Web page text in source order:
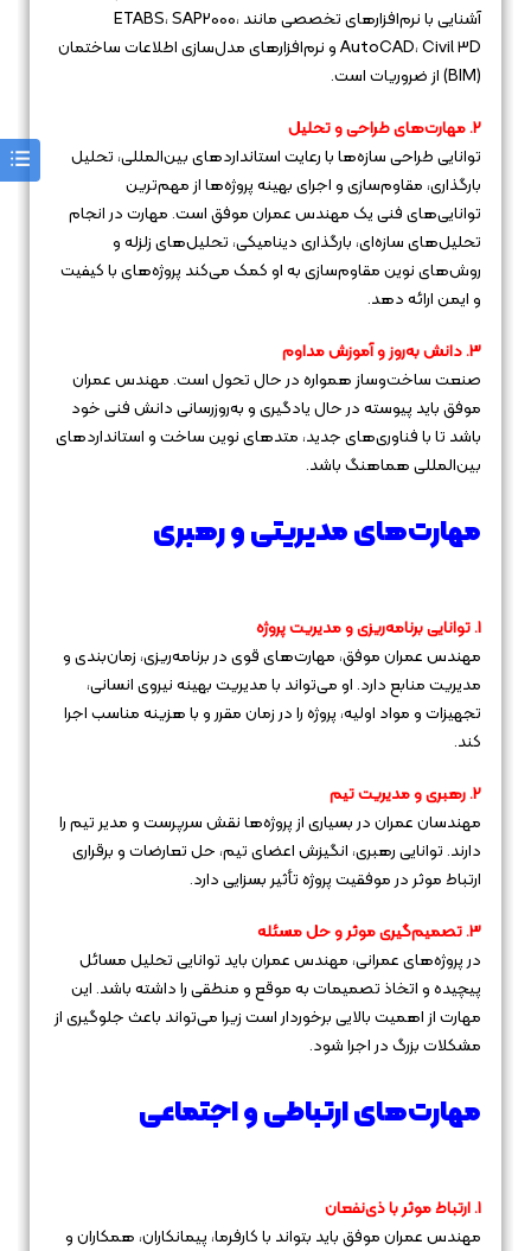
آشنایی با نرم‌افزارهای تخصصی مانند ETABS، SAP2000،
AutoCAD، Civil 3D و نرم‌افزارهای مدل‌سازی اطلاعات ساختمان
(BIM) از ضروریات است.
2. مهارت‌های طراحی و تحلیل
توانایی طراحی سازه‌ها با رعایت استانداردهای بین‌المللی، تحلیل
بارگذاری، مقاوم‌سازی و اجرای بهینه پروژه‌ها از مهم‌ترین
توانایی‌های فنی یک مهندس عمران موفق است. مهارت در انجام
تحلیل‌های سازه‌ای، بارگذاری دینامیکی، تحلیل‌های زلزله و
روش‌های نوین مقاوم‌سازی به او کمک می‌کند پروژه‌های با کیفیت
و ایمن ارائه دهد.
3. دانش به‌روز و آموزش مداوم
صنعت ساخت‌وساز همواره در حال تحول است. مهندس عمران
موفق باید پیوسته در حال یادگیری و به‌روزرسانی دانش فنی خود
باشد تا با فناوری‌های جدید، متدهای نوین ساخت و استانداردهای
بین‌المللی هماهنگ باشد.
مهارت‌های مدیریتی و رهبری
1. توانایی برنامه‌ریزی و مدیریت پروژه
مهندس عمران موفق، مهارت‌های قوی در برنامه‌ریزی، زمان‌بندی و
مدیریت منابع دارد. او می‌تواند با مدیریت بهینه نیروی انسانی،
تجهیزات و مواد اولیه، پروژه را در زمان مقرر و با هزینه مناسب اجرا
کند.
2. رهبری و مدیریت تیم
مهندسان عمران در بسیاری از پروژه‌ها نقش سرپرست و مدیر تیم را
دارند. توانایی رهبری، انگیزش اعضای تیم، حل تعارضات و برقراری
ارتباط موثر در موفقیت پروژه تأثیر بسزایی دارد.
3. تصمیم‌گیری موثر و حل مسئله
در پروژه‌های عمرانی، مهندس عمران باید توانایی تحلیل مسائل
پیچیده و اتخاذ تصمیمات به موقع و منطقی را داشته باشد. این
مهارت از اهمیت بالایی برخوردار است زیرا می‌تواند باعث جلوگیری از
مشکلات بزرگ در اجرا شود.
مهارت‌های ارتباطی و اجتماعی
1. ارتباط موثر با ذی‌نفعان
مهندس عمران موفق باید بتواند با کارفرما، پیمانکاران، همکاران و